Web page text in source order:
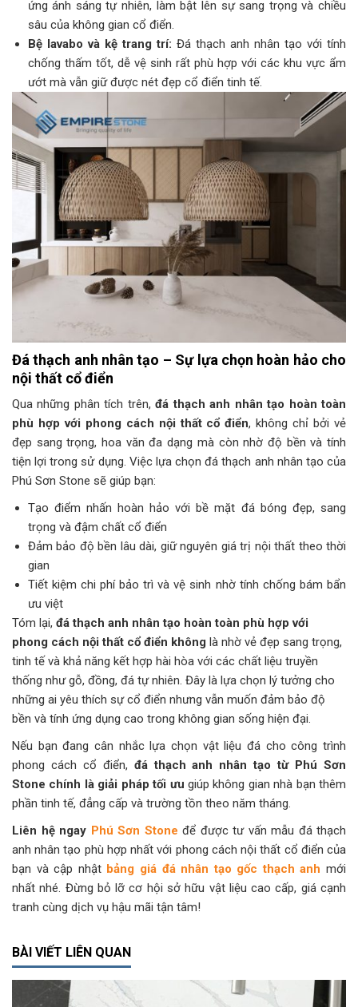
ứng ánh sáng tự nhiên, làm bật lên sự sang trọng và chiều
sâu của không gian cổ điển.
Bệ lavabo và kệ trang trí: Đá thạch anh nhân tạo với tính
chống thấm tốt, dễ vệ sinh rất phù hợp với các khu vực ẩm
ướt mà vẫn giữ được nét đẹp cổ điển tinh tế.
Đá thạch anh nhân tạo – Sự lựa chọn hoàn hảo cho
nội thất cổ điển
Qua những phân tích trên,đá thạch anh nhân tạo hoàn toàn
phù hợp với phong cách nội thất cổ điển, không chỉ bởi vẻ
đẹp sang trọng, hoa văn đa dạng mà còn nhờ độ bền và tính
tiện lợi trong sử dụng. Việc lựa chọn đá thạch anh nhân tạo của
Phú Sơn Stone sẽ giúp bạn:
Tạo điểm nhấn hoàn hảo với bề mặt đá bóng đẹp, sang
trọng và đậm chất cổ điển
Đảm bảo độ bền lâu dài, giữ nguyên giá trị nội thất theo thời
gian
Tiết kiệm chi phí bảo trì và vệ sinh nhờ tính chống bám bẩn
ưu việt
Tóm lại, đá thạch anh nhân tạo hoàn toàn phù hợp với
phong cách nội thất cổ điển không là nhờ vẻ đẹp sang trọng,
tinh tế và khả năng kết hợp hài hòa với các chất liệu truyền
thống như gỗ, đồng, đá tự nhiên. Đây là lựa chọn lý tưởng cho
những ai yêu thích sự cổ điển nhưng vẫn muốn đảm bảo độ
bền và tính ứng dụng cao trong không gian sống hiện đại.
Nếu bạn đang cân nhắc lựa chọn vật liệu đá cho công trình
phong cách cổ điển, đá thạch anh nhân tạo từ Phú Sơn
Stone chính là giải pháp tối ưu giúp không gian nhà bạn thêm
phần tinh tế, đẳng cấp và trường tồn theo năm tháng.
Liên hệ ngay Phú Sơn Stone để được tư vấn mẫu đá thạch
anh nhân tạo phù hợp nhất với phong cách nội thất cổ điển của
bạn và cập nhật bảng giá đá nhân tạo gốc thạch anh mới
nhất nhé. Đừng bỏ lỡ cơ hội sở hữu vật liệu cao cấp, giá cạnh
tranh cùng dịch vụ hậu mãi tận tâm!
BÀI VIẾT LIÊN QUAN